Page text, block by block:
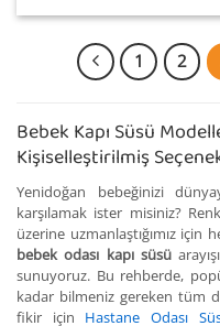
1 2
Bebek Kapı Süsü
Kişiselleştirilmiş
Yenidoğan bebeğinizi
karşılamak ister misiniz?
üzerine uzmanlaştığımız
bebek odası kapı süsü
sunuyoruz. Bu rehberde,
kadar bilmeniz gereken tüm
fikir için Hastane Odası